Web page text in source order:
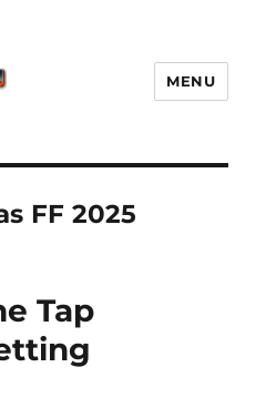
Ini Pasti
MENU
FF 2025
Tap